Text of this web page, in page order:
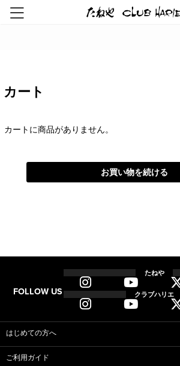
カート
カートに商品がありません。
お買い物を続ける
FOLLOW US
たねや
クラブハリエ
はじめての方へ
ご利用ガイド